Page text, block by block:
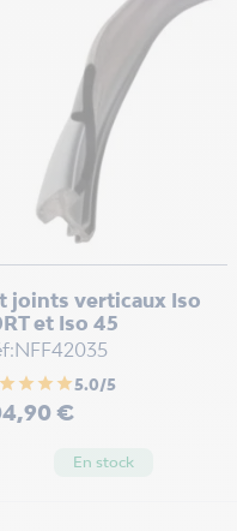
joints verticaux Iso
et Iso 45
star star star star5.0/5
€
En stock